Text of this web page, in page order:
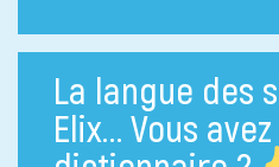
La langue des
Elix… Vous